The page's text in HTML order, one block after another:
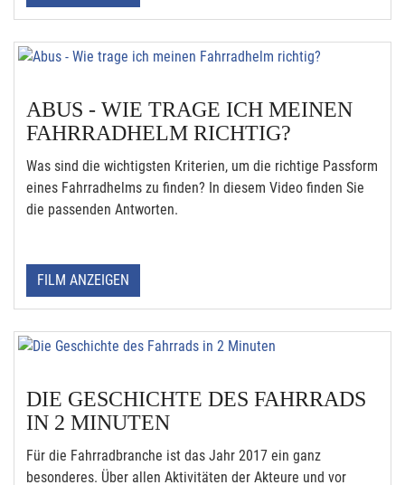
ABUS - WIE TRAGE ICH MEINEN
FAHRRADHELM RICHTIG?
Was sind die wichtigsten Kriterien, um die richtige Passform
eines Fahrradhelms zu finden? In diesem Video finden Sie
die passenden Antworten.
FILM ANZEIGEN
DIE GESCHICHTE DES FAHRRADS
IN 2 MINUTEN
Für die Fahrradbranche ist das Jahr 2017 ein ganz
besonderes. Über allen Aktivitäten der Akteure und vor